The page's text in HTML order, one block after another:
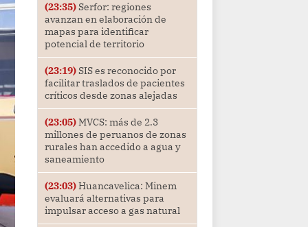
(23:35)Serfor: regiones
avanzan en elaboración de
mapas para identificar
potencial de territorio
(23:19)SIS es reconocido por
facilitar traslados de pacientes
críticos desde zonas alejadas
(23:05)MVCS: más de 2.3
millones de peruanos de zonas
rurales han accedido a agua y
saneamiento
(23:03)Huancavelica: Minem
evaluará alternativas para
impulsar acceso a gas natural